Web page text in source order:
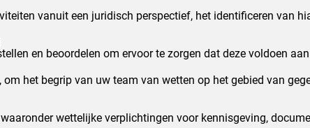
vanuit een juridisch perspectief, het identificeren van
en beoordelen om ervoor te zorgen dat deze voldoen
het begrip van uw team van wetten op het gebied van
wettelijke verplichtingen voor kennisgeving,